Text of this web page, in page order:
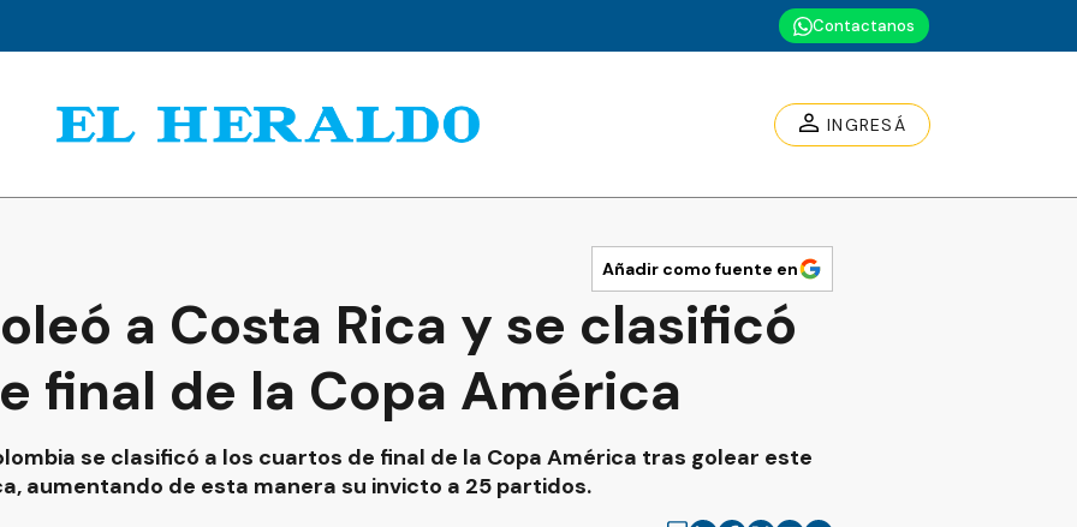
Contactanos
INGRESÁ
Añadir como fuente en
a Costa Rica y se clasificó
final de la Copa América
se clasificó a los cuartos de final de la Copa América tras golear este
aumentando de esta manera su invicto a 25 partidos.